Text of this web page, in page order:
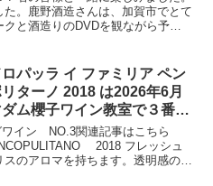
。鹿野酒造さんは、加賀市でとて
と酒造りのDVDを観ながら予
パッラ イ ファミリア ペン
リターノ 2018 は2026年6月
ム櫻子ワイン教室で３番目
スティングしたワインで
イン NO.3関連記事はこちら
2018 フレッシュ
のアロマを持ちます。透明感のあ